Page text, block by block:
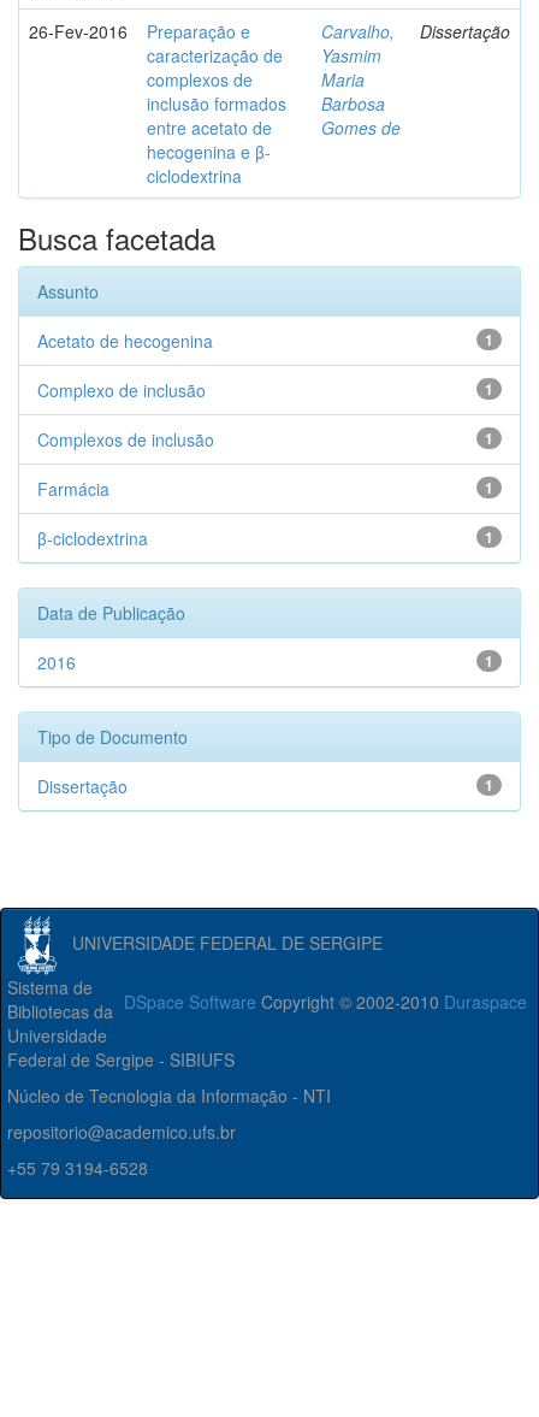
26-Fev-2016
Preparação e
caracterização de
complexos de
inclusão formados
entre acetato de
hecogenina e β-
ciclodextrina
Carvalho,
Yasmim
Maria
Barbosa
Gomes de
Dissertação
Busca facetada
Assunto
1
Acetato de hecogenina
1
Complexo de inclusão
1
Complexos de inclusão
1
Farmácia
1
β-ciclodextrina
Data de Publicação
1
2016
Tipo de Documento
1
Dissertação
UNIVERSIDADE FEDERAL DE SERGIPE
DSpace Software Copyright © 2002-2010 Duraspace
Sistema de
Bibliotecas da
Universidade
Federal de Sergipe - SIBIUFS
Núcleo de Tecnologia da Informação - NTI
repositorio@academico.ufs.br
+55 79 3194-6528